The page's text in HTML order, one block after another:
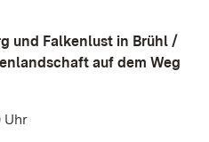
und Falkenlust in Brühl /
auf dem Weg
Uhr